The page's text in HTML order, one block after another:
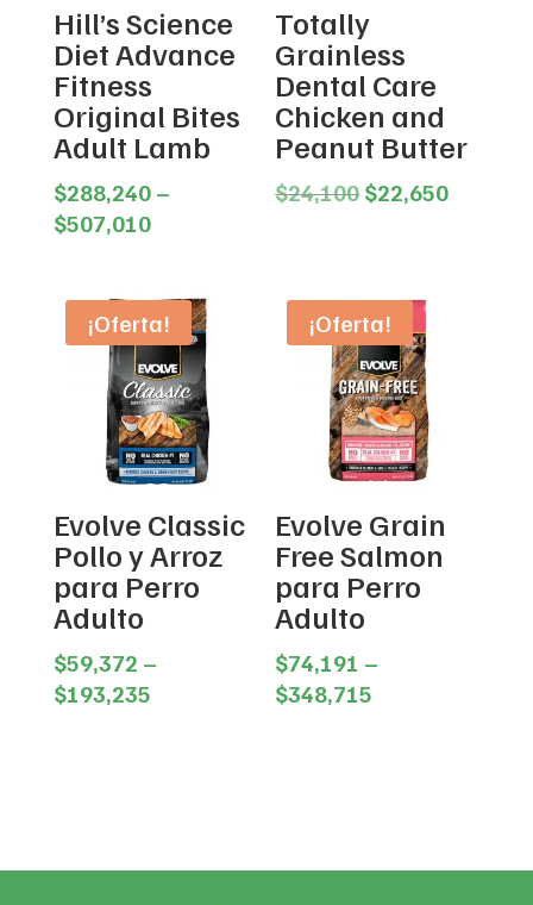
Hill’s Science
Diet Advance
Fitness
Original Bites
Adult Lamb
$288,240 –
$507,010Price
through
$507,010
Totally
Grainless
Dental Care
Chicken and
Peanut Butter
$24,100 Original
$22,650Current
¡Oferta!
Evolve Classic
Pollo y Arroz
para Perro
Adulto
$59,372 –
$193,235Price
¡Oferta!
Evolve Grain
Free Salmon
para Perro
Adulto
$74,191 –
$348,715